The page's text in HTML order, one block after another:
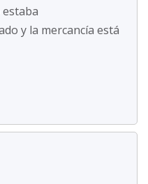
y la mercancía está